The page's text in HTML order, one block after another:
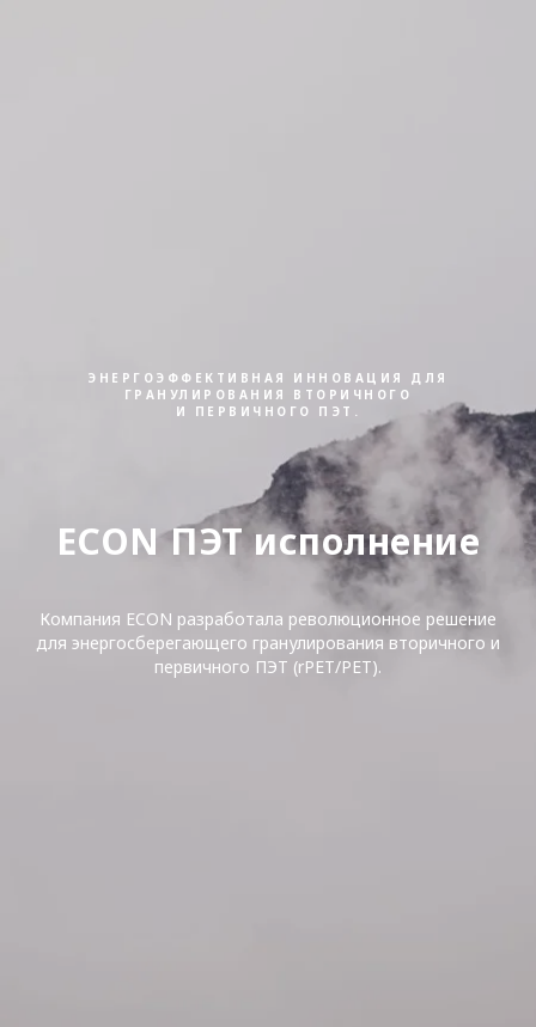
ЭНЕРГОЭФФЕКТИВНАЯ ИННОВАЦИЯ ДЛЯ
ГРАНУЛИРОВАНИЯ ВТОРИЧНОГО
И ПЕРВИЧНОГО ПЭТ.
ECON ПЭТ исполнение
Компания ECON разработала революционное решение
для энергосберегающего гранулирования вторичного и
первичного ПЭТ (rPET/PET).